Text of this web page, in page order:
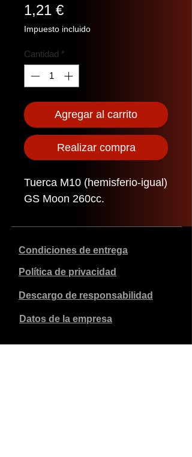
1,21 €Precio
Impuesto incluido
Cantidad *
Agregar al carrito
Realizar compra
Tuerca M10 (hemisferio-igual)
GS Moon 260cc.
Condiciones de entrega
Política de privacidad
Descargo de responsabilidad
Datos de la empresa